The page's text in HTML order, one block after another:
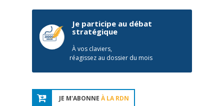
Je participe au débat
stratégique
À vos claviers,
réagissez au dossier du mois
JE M'ABONNE À LA RDN